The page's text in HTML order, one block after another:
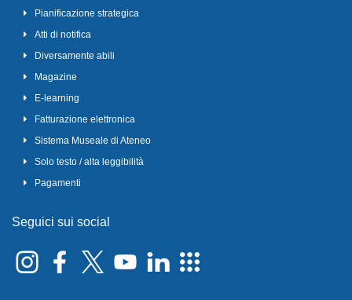
Pianificazione strategica
Atti di notifica
Diversamente abili
Magazine
E-learning
Fatturazione elettronica
Sistema Museale di Ateneo
Solo testo / alta leggibilità
Pagamenti
Seguici sui social